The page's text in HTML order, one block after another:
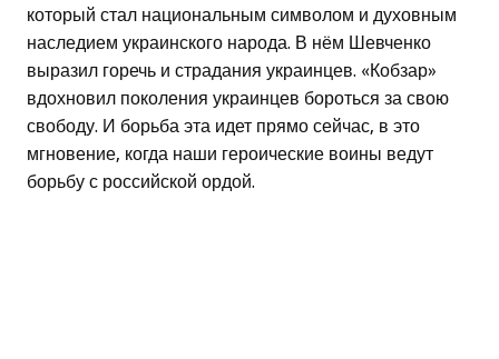
который стал национальным символом и духовным
наследием украинского народа. В нём Шевченко
выразил горечь и страдания украинцев. «Кобзар»
вдохновил поколения украинцев бороться за свою
свободу. И борьба эта идет прямо сейчас, в это
мгновение, когда наши героические воины ведут
борьбу с российской ордой.